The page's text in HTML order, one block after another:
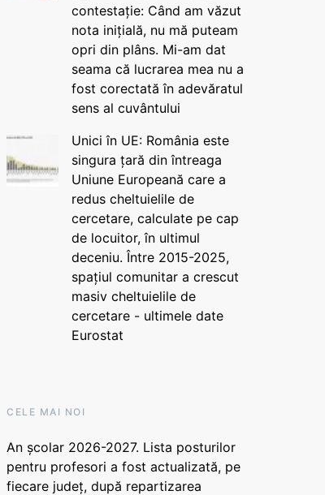
contestație: Când am văzut
nota inițială, nu mă puteam
opri din plâns. Mi-am dat
seama că lucrarea mea nu a
fost corectată în adevăratul
sens al cuvântului
Unici în UE: România este
singura țară din întreaga
Uniune Europeană care a
redus cheltuielile de
cercetare, calculate pe cap
de locuitor, în ultimul
deceniu. Între 2015-2025,
spațiul comunitar a crescut
masiv cheltuielile de
cercetare - ultimele date
Eurostat
CELE MAI NOI
An școlar 2026-2027. Lista posturilor
pentru profesori a fost actualizată, pe
fiecare județ, după repartizarea